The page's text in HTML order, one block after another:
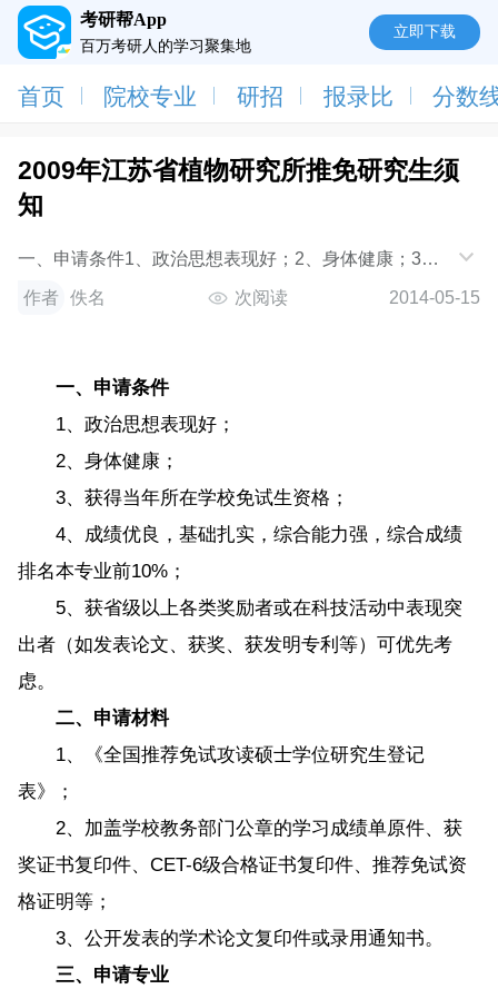
考研帮App
百万考研人的学习聚集地
立即下载
首页 院校专业 研招 报录比 分数
2009年江苏省植物研究所推免研究生须
知
一、申请条件1、政治思想表现好；2、身体健康；3、
获得当年所在学校免试生资格；4、成绩优良，基础扎
实，综合能力强，综合成绩排名本专业前10%；5
作者 佚名 次阅读 2014-05-15
一、申请条件
1、政治思想表现好；
2、身体健康；
3、获得当年所在学校免试生资格；
4、成绩优良，基础扎实，综合能力强，综合成绩
排名本专业前10%；
5、获省级以上各类奖励者或在科技活动中表现突
出者（如发表论文、获奖、获发明专利等）可优先考
虑。
二、申请材料
1、《全国推荐免试攻读硕士学位研究生登记
表》；
2、加盖学校教务部门公章的学习成绩单原件、获
奖证书复印件、CET-6级合格证书复印件、推荐免试资
格证明等；
3、公开发表的学术论文复印件或录用通知书。
三、申请专业